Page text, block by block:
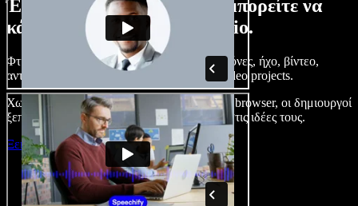
Ένα μικρό δείγμα από όσα μπορείτε να
κάνετε με το Speechify Studio.
Φτιάξτε voice overs, προσθέστε δωρεάν εικόνες, ήχο, βίντεο,
αντιγραφή φωνής – ολοκληρωμένα audio/video projects.
Χωρίς καμπύλη εκμάθησης και με όλα στον browser, οι δημιουργοί
ξεπερνούν τα κλασικά όρια και δίνουν ζωή στις ιδέες τους.
Ξεκινήστε με το Studio